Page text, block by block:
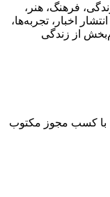
زمینه سبک زندگی، فرهنگ، هنر،
اخبار، تجربه‌ها،
از زندگی
با کسب مجوز مکتوب